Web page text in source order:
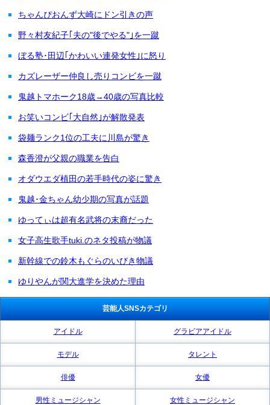
ちゃんぴおんず大崎にドン引きの声
野々村友紀子｢夫の"後でやる"｣を一蹴
ぼる塾･田辺｢かわいい連発女性｣に怒り
カズレーザー仲良し売りコンビを一蹴
鬼越トマホーク18歳→40歳の写真比較
お笑いコンビ｢大自然｣が解散発表
袋麺ランク1位の工夫に川島が驚き
森香澄が父親の職業を告白
オダウエダ植田の若手時代の姿に驚き
鬼越･金ちゃん幼少期の写真が話題
ゆってぃは超有名武将の末裔だった
女子高生歌手tuki.のネタ投稿が物議
新幹線での鈴木もぐらのいびき物議
ゆりやんが関大進学を決めた理由
芸能人SNSカテゴリ
アイドル グラビアアイドル
モデル タレント
俳優 女優
男性ミュージシャン 女性ミュージシャン